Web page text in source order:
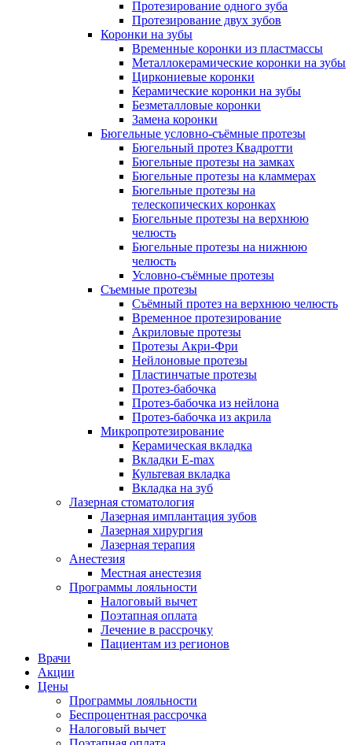
Протезирование одного зуба
Протезирование двух зубов
Коронки на зубы
Временные коронки из пластмассы
Металлокерамические коронки на зубы
Циркониевые коронки
Керамические коронки на зубы
Безметалловые коронки
Замена коронки
Бюгельные условно-съёмные протезы
Бюгельный протез Квадротти
Бюгельные протезы на замках
Бюгельные протезы на кламмерах
Бюгельные протезы на
телескопических коронках
Бюгельные протезы на верхнюю
челюсть
Бюгельные протезы на нижнюю
челюсть
Условно-съёмные протезы
Съемные протезы
Съёмный протез на верхнюю челюсть
Временное протезирование
Акриловые протезы
Протезы Акри-Фри
Нейлоновые протезы
Пластинчатые протезы
Протез-бабочка
Протез-бабочка из нейлона
Протез-бабочка из акрила
Микропротезирование
Керамическая вкладка
Вкладки E-max
Культевая вкладка
Вкладка на зуб
Лазерная стоматология
Лазерная имплантация зубов
Лазерная хирургия
Лазерная терапия
Анестезия
Местная анестезия
Программы лояльности
Налоговый вычет
Поэтапная оплата
Лечение в рассрочку
Пациентам из регионов
Врачи
Акции
Цены
Программы лояльности
Беспроцентная рассрочка
Налоговый вычет